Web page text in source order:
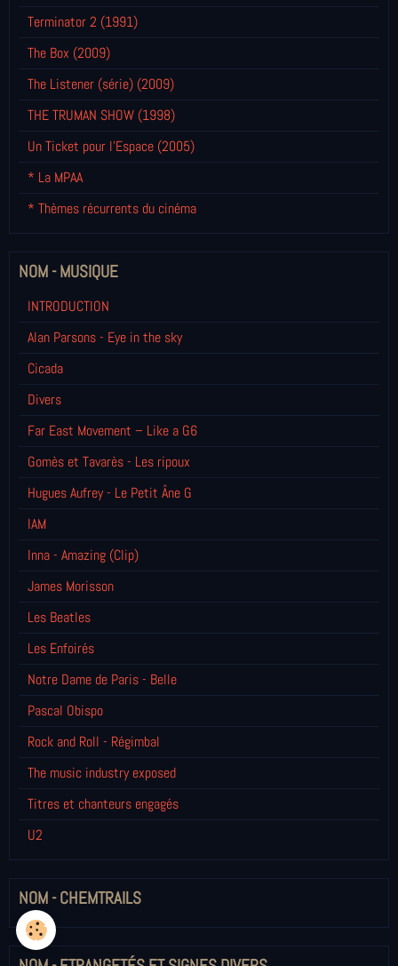
Terminator 2 (1991)
The Box (2009)
The Listener (série) (2009)
THE TRUMAN SHOW (1998)
Un Ticket pour l'Espace (2005)
* La MPAA
* Thèmes récurrents du cinéma
NOM - MUSIQUE
INTRODUCTION
Alan Parsons - Eye in the sky
Cicada
Divers
Far East Movement – Like a G6
Gomès et Tavarès - Les ripoux
Hugues Aufrey - Le Petit Âne G
IAM
Inna - Amazing (Clip)
James Morisson
Les Beatles
Les Enfoirés
Notre Dame de Paris - Belle
Pascal Obispo
Rock and Roll - Régimbal
The music industry exposed
Titres et chanteurs engagés
U2
NOM - CHEMTRAILS